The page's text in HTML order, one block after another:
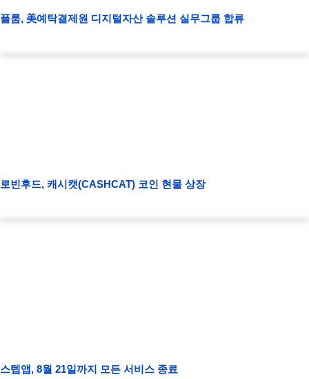
플룸, 美예탁결제원 디지털자산 솔루션 실무그룹 합류
로빈후드, 캐시캣(CASHCAT) 코인 현물 상장
스텝앱, 8월 21일까지 모든 서비스 종료